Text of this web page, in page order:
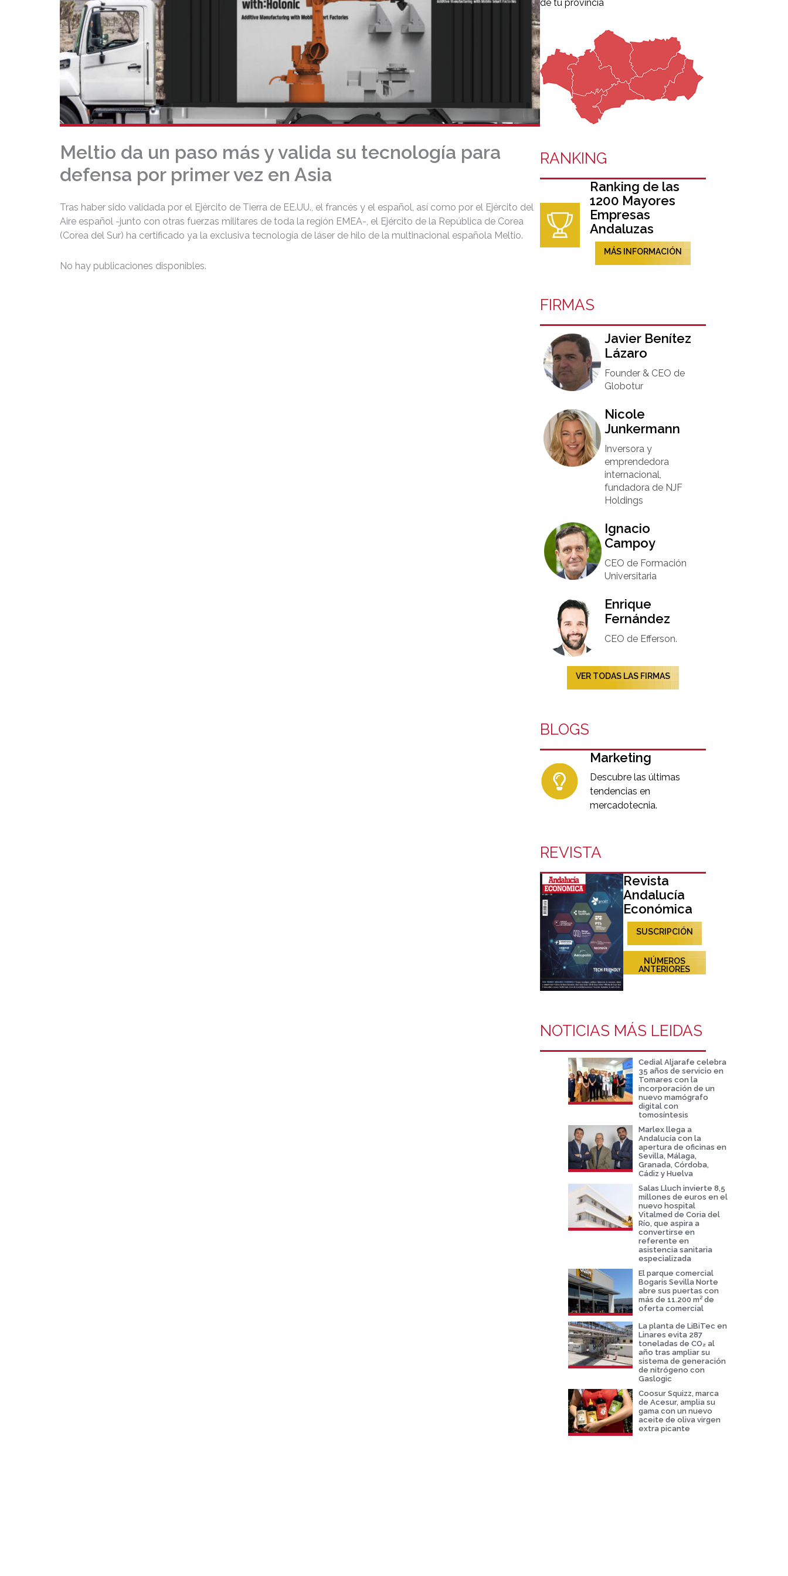
Meltio da un paso más y valida su tecnología para
defensa por primer vez en Asia
Tras haber sido validada por el Ejército de Tierra de EE.UU., el francés y el español, así como por el Ejército del
Aire español -junto con otras fuerzas militares de toda la región EMEA-, el Ejército de la República de Corea
(Corea del Sur) ha certificado ya la exclusiva tecnología de láser de hilo de la multinacional española Meltio.
No hay publicaciones disponibles.
de tu provincia
RANKING
Ranking de las
1200 Mayores
Empresas
Andaluzas
MÁS INFORMACIÓN
FIRMAS
Javier Benítez
Lázaro
Founder & CEO de
Globotur​
Nicole
Junkermann​
Inversora y
emprendedora
internacional,
fundadora de NJF
Holdings
Ignacio
Campoy​
CEO de Formación
Universitaria​
Enrique
Fernández
CEO de Efferson.
VER TODAS LAS FIRMAS
BLOGS
Marketing
Descubre las últimas
tendencias en
mercadotecnia.
REVISTA
Revista
Andalucía
Económica
SUSCRIPCIÓN
NÚMEROS
ANTERIORES
NOTICIAS MÁS LEIDAS
Cedial Aljarafe celebra
35 años de servicio en
Tomares con la
incorporación de un
nuevo mamógrafo
digital con
tomosíntesis
Marlex llega a
Andalucía con la
apertura de oficinas en
Sevilla, Málaga,
Granada, Córdoba,
Cádiz y Huelva
Salas Lluch invierte 8,5
millones de euros en el
nuevo hospital
Vitalmed de Coria del
Río, que aspira a
convertirse en
referente en
asistencia sanitaria
especializada
El parque comercial
Bogaris Sevilla Norte
abre sus puertas con
más de 11.200 m² de
oferta comercial
La planta de LiBiTec en
Linares evita 287
toneladas de CO₂ al
año tras ampliar su
sistema de generación
de nitrógeno con
Gaslogic
Coosur Squizz, marca
de Acesur, amplia su
gama con un nuevo
aceite de oliva virgen
extra picante